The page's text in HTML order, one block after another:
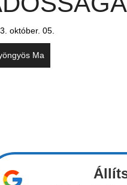
október. 05.
Ma